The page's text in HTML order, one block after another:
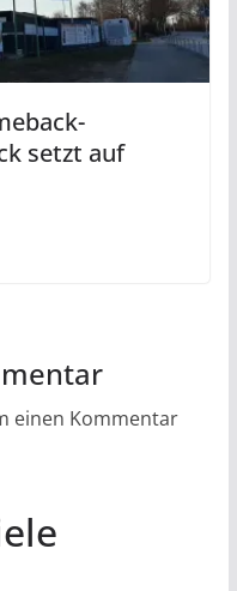
setzt auf
einen Kommentar